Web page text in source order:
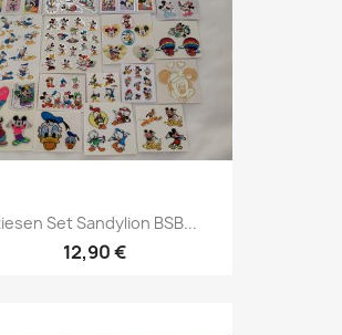
Set Sandylion BSB...
12,90 €